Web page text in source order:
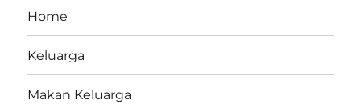
Home
Keluarga
Makan Keluarga